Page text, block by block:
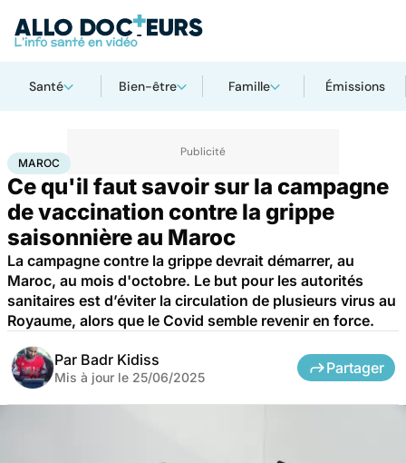
Santé Bien-être Famille Émissions
AccueilSanté Maladies infectieuses
MAROC
Ce qu'il faut savoir sur la campagne
de vaccination contre la grippe
saisonnière au Maroc
La campagne contre la grippe devrait démarrer, au
Maroc, au mois d'octobre. Le but pour les autorités
sanitaires est d’éviter la circulation de plusieurs virus au
Royaume, alors que le Covid semble revenir en force.
Par Badr Kidiss
Mis à jour le 25/06/2025
Partager